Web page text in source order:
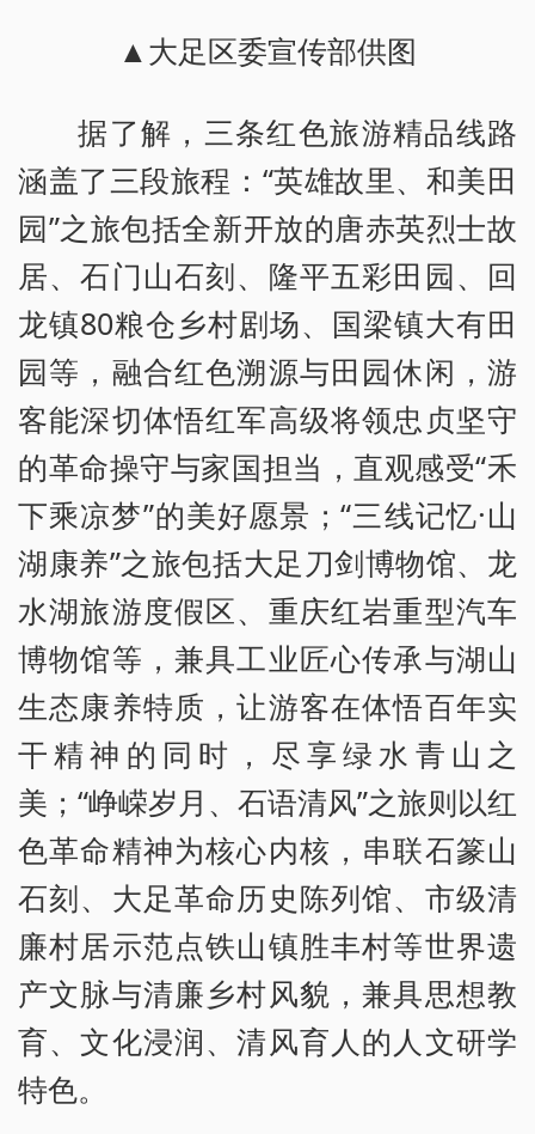
▲大足区委宣传部供图
据了解，三条红色旅游精品线路
涵盖了三段旅程：“英雄故里、和美田
园”之旅包括全新开放的唐赤英烈士故
居、石门山石刻、隆平五彩田园、回
龙镇80粮仓乡村剧场、国梁镇大有田
园等，融合红色溯源与田园休闲，游
客能深切体悟红军高级将领忠贞坚守
的革命操守与家国担当，直观感受“禾
下乘凉梦”的美好愿景；“三线记忆·山
湖康养”之旅包括大足刀剑博物馆、龙
水湖旅游度假区、重庆红岩重型汽车
博物馆等，兼具工业匠心传承与湖山
生态康养特质，让游客在体悟百年实
干精神的同时，尽享绿水青山之
美；“峥嵘岁月、石语清风”之旅则以红
色革命精神为核心内核，串联石篆山
石刻、大足革命历史陈列馆、市级清
廉村居示范点铁山镇胜丰村等世界遗
产文脉与清廉乡村风貌，兼具思想教
育、文化浸润、清风育人的人文研学
特色。